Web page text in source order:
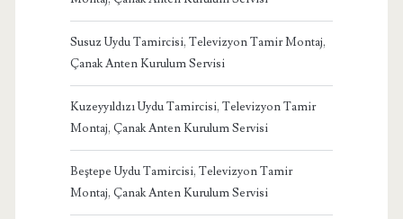
Susuz Uydu Tamircisi, Televizyon Tamir Montaj,
Çanak Anten Kurulum Servisi
Kuzeyyıldızı Uydu Tamircisi, Televizyon Tamir
Montaj, Çanak Anten Kurulum Servisi
Beştepe Uydu Tamircisi, Televizyon Tamir
Montaj, Çanak Anten Kurulum Servisi